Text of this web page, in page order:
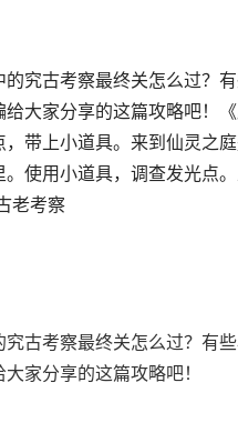
究古考察最终关怎么过？
大家分享的这篇攻略吧！
带上小道具。来到仙灵之
使用小道具，调查发光点
老考察
古考察最终关怎么过？有
家分享的这篇攻略吧！